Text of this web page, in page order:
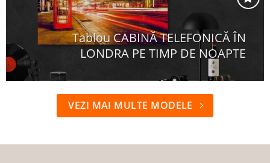
Adaugă
la
Tablou CABINĂ TELEFONICĂ ÎN
LONDRA PE TIMP DE NOAPTE
+
VEZI MAI MULTE MODELE